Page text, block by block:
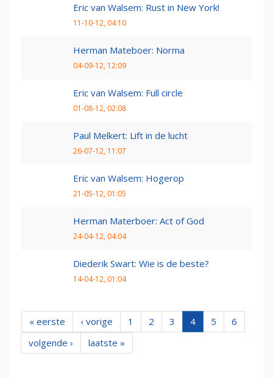
Eric van Walsem: Rust in New York!
11-10-12, 04:10
Herman Mateboer: Norma
04-09-12, 12:09
Eric van Walsem: Full circle
01-08-12, 02:08
Paul Melkert: Lift in de lucht
26-07-12, 11:07
Eric van Walsem: Hogerop
21-05-12, 01:05
Herman Materboer: Act of God
24-04-12, 04:04
Diederik Swart: Wie is de beste?
14-04-12, 01:04
« eerste ‹ vorige 1 2 3 4 5
6
volgende ›
laatste »